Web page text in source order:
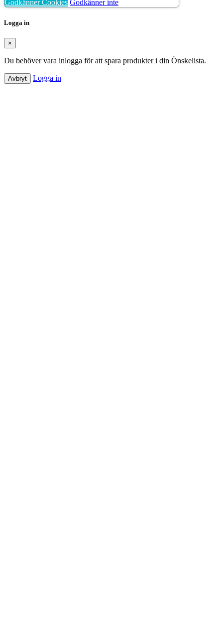
Godkänner Cookies Godkänner inte
Logga in
×
Du behöver vara inlogga för att spara produkter i din Önskelista.
Avbryt Logga in